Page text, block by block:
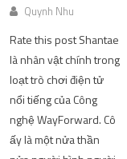
Quynh Nhu
Rate this post Shantae
là nhân vật chính trong
loạt trò chơi điện tử
nổi tiếng của Công
nghệ WayForward. Cô
ấy là một nửa thần